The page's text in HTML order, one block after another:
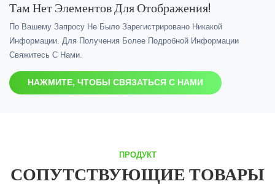
Там Нет Элементов Для Отображения!
По Вашему Запросу Не Было Зарегистрировано Никакой
Информации. Для Получения Более Подробной Информации
Свяжитесь С Нами.
НАЖМИТЕ, ЧТОБЫ СВЯЗАТЬСЯ С НАМИ
ПРОДУКТ
СОПУТСТВУЮЩИЕ ТОВАРЫ